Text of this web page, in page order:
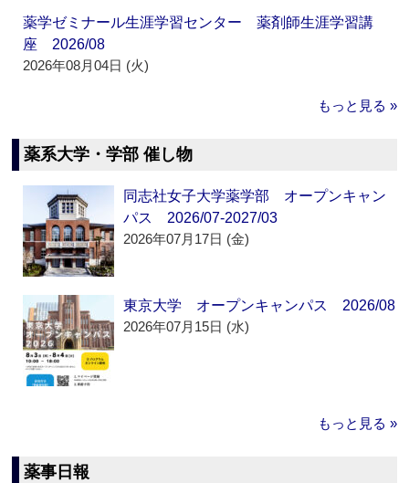
薬学ゼミナール生涯学習センター 薬剤師生涯学習講
座 2026/08
2026年08月04日 (火)
もっと見る »
薬系大学・学部 催し物
同志社女子大学薬学部 オープンキャン
パス 2026/07-2027/03
2026年07月17日 (金)
東京大学 オープンキャンパス 2026/08
2026年07月15日 (水)
もっと見る »
薬事日報